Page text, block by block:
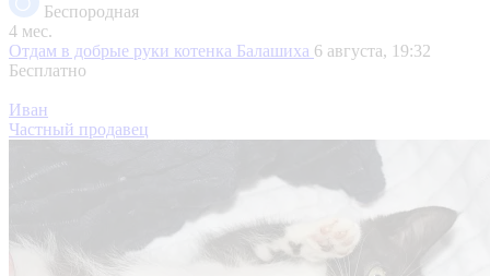
Беспородная
4 мес.
Отдам в добрые руки котенка Балашиха 6 августа, 19:32
Бесплатно
Иван
Частный продавец